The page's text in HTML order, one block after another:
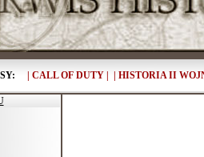
| CALL OF DUTY | | HISTORIA II